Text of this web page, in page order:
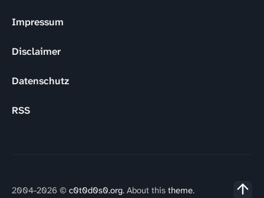
Impressum
Disclaimer
Datenschutz
RSS
2004-2026 © c0t0d0s0.org. About this theme.